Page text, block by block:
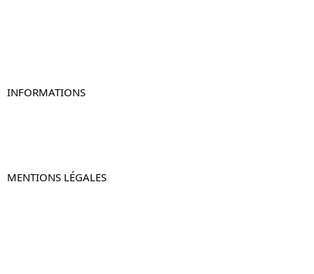
INFORMATIONS
MENTIONS LÉGALES